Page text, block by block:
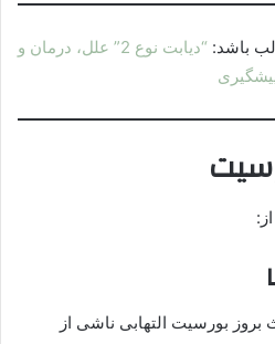
باشد:
“دیابت نوع 2” علل، درمان و
بورسیت التهابی ناشی از